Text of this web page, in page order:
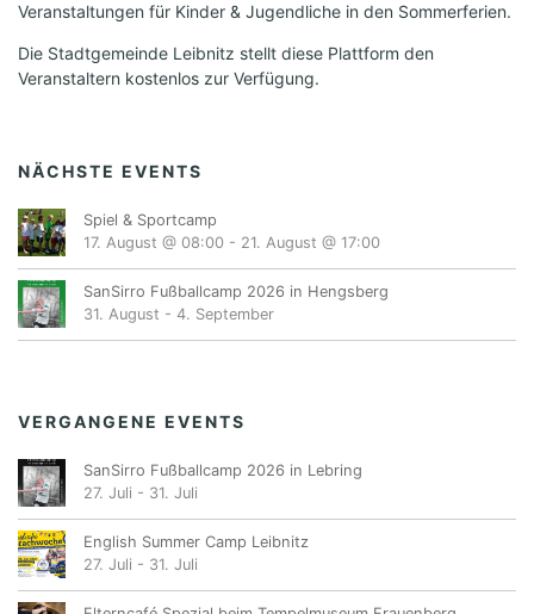
Veranstaltungen für Kinder & Jugendliche in den Sommerferien.
Die Stadtgemeinde Leibnitz stellt diese Plattform den
Veranstaltern kostenlos zur Verfügung.
NÄCHSTE EVENTS
Spiel & Sportcamp
17. August @ 08:00 - 21. August @ 17:00
SanSirro Fußballcamp 2026 in Hengsberg
31. August - 4. September
VERGANGENE EVENTS
SanSirro Fußballcamp 2026 in Lebring
27. Juli - 31. Juli
English Summer Camp Leibnitz
27. Juli - 31. Juli